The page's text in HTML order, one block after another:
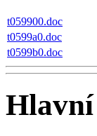
t059900.doc
t0599a0.doc
t0599b0.doc